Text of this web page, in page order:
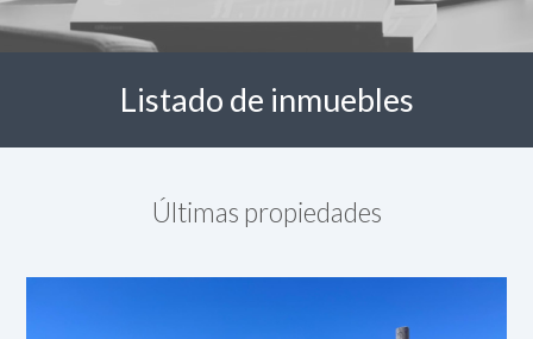
Listado de inmuebles
Últimas propiedades